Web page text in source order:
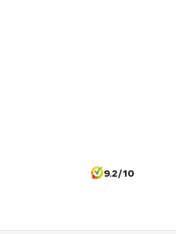
9.2/10